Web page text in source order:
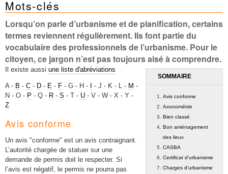
Mots-clés
Renseignements urbanistiques
Mots-clés
Lorsqu’on parle d’urbanisme et de planification, certains
termes reviennent régulièrement. Ils font partie du
vocabulaire des professionnels de l’urbanisme. Pour le
citoyen, ce jargon n’est pas toujours aisé à comprendre.
SOMMAIRE
Avis conforme
Axonométrie
Bien classé
Bon aménagement
des lieux
CASBA
Certificat d'urbanisme
Charges d'urbanisme
Il existe aussi une liste d'abréviations
A - B - C - D - E - F - G - H - - J - K - L - M -
N - O - P - Q - R - S - T - U - V - W - X - Y -
Z
Avis conforme
Un avis "conforme" est un avis contraignant.
L’autorité chargée de statuer sur une
demande de permis doit le respecter. Si
l’avis est négatif, le permis ne pourra pas